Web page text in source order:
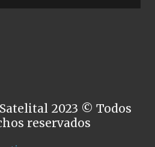
2023 © Todos
reservados